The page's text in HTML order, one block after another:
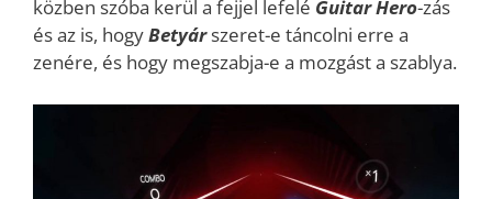
közben szóba kerül a fejjel lefelé GuitarHero-zás
és az is, hogyBetyárszeret-e táncolni erre a
zenére, és hogy megszabja-e a mozgást a szablya.